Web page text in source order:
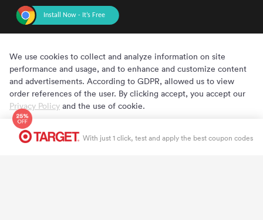
Copyright © 2020 - 2022 MaxRebates.com. All Rights Reserved.
With just 1 click, test and apply the best coupon codes
We use cookies to collect and analyze information on site
performance and usage, and to enhance and customize content
and advertisements. According to GDPR, allowed us to view
order references of the user. By clicking accept, you accept our
Privacy Policy and the use of cookie.
Cookie Preferences